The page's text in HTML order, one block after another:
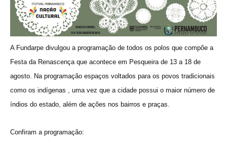
A Fundarpe divulgou a programação de todos os polos que compõe a
Festa da Renascença que acontece em Pesqueira de 13 a 18 de
agosto. Na programação espaços voltados para os povos tradicionais
como os indígenas , uma vez que a cidade possui o maior número de
índios do estado, além de ações nos bairros e praças.
Confiram a programação: